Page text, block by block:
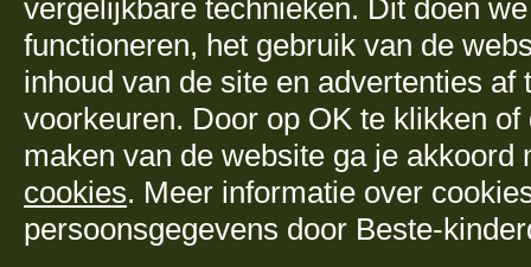
vergelijkbare technieken. Dit doen
functioneren, het gebruik van de
inhoud van de site en advertenties af
voorkeuren. Door op OK te klikken
maken van de website ga je akkoord
cookies. Meer informatie over
persoonsgegevens door Beste-